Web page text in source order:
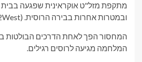
מתקפת מזל"ט אוקראינית שפגעה בבית
ובמטרות אחרות בבירה הרוסית. (East2West)
המחסור הפך לאחת הדרכים הבולטות
המלחמה מגיעה לרוסים רגילים.